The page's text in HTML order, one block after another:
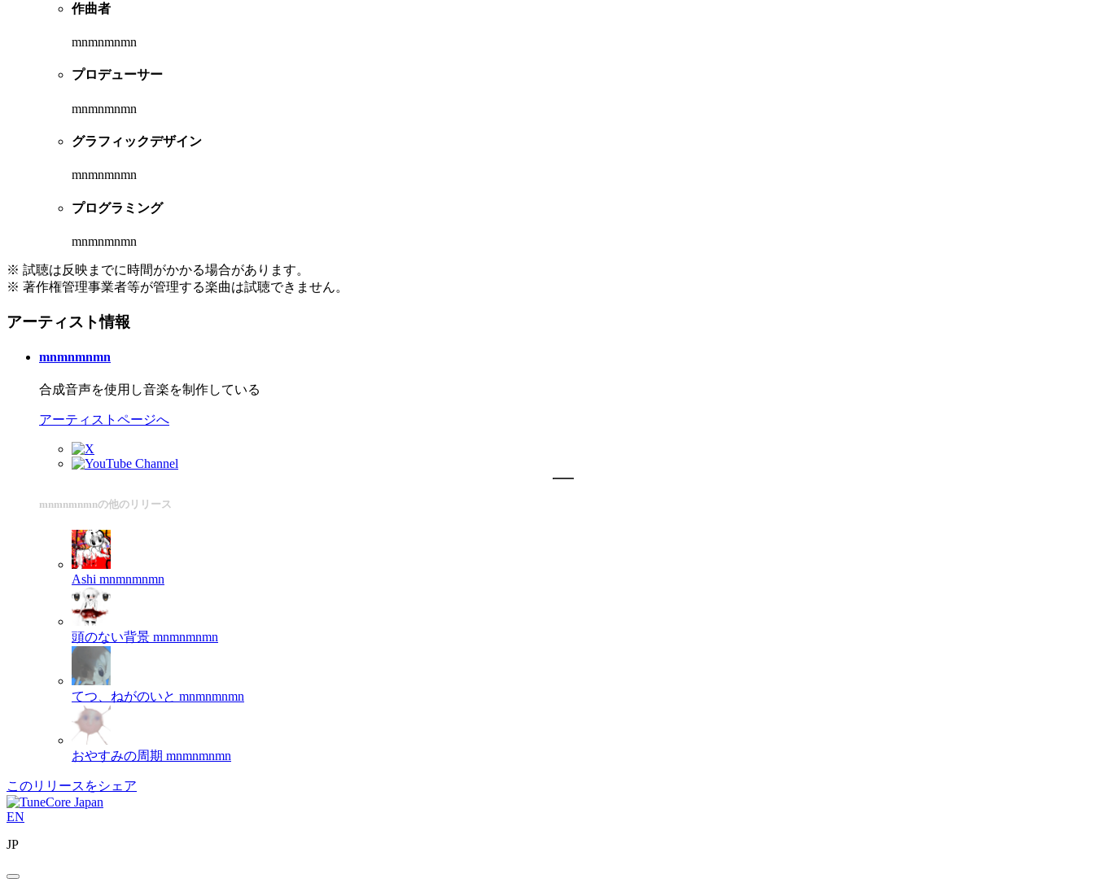
作曲者
mnmnmnmn
プロデューサー
mnmnmnmn
グラフィックデザイン
mnmnmnmn
プログラミング
mnmnmnmn
※ 試聴は反映までに時間がかかる場合があります。
※ 著作権管理事業者等が管理する楽曲は試聴できません。
アーティスト情報
mnmnmnmn
合成音声を使用し音楽を制作している
アーティストページへ
mnmnmnmnの他のリリース
Ashi mnmnmnmn
頭のない背景 mnmnmnmn
てつ、ねがのいと mnmnmnmn
おやすみの周期 mnmnmnmn
このリリースをシェア
EN
JP